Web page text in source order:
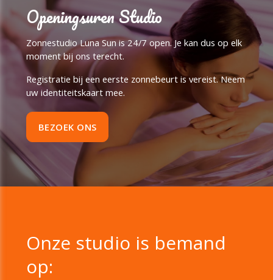
Openingsuren Studio
Zonnestudio Luna Sun is 24/7 open. Je kan dus op elk
moment bij ons terecht.
Registratie bij een eerste zonnebeurt is vereist. Neem
uw identiteitskaart mee.
BEZOEK ONS
Onze studio is bemand
op: